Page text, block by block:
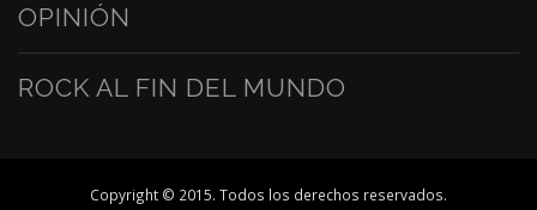
OPINIÓN
ROCK AL FIN DEL MUNDO
Copyright © 2015. Todos los derechos reservados.